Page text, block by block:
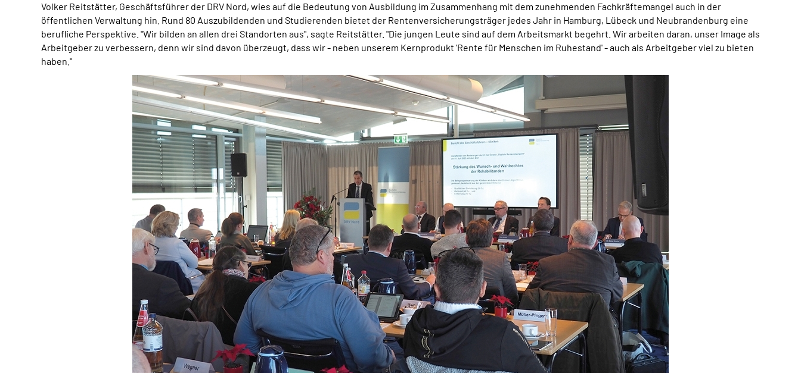
Volker Reitstätter, Geschäftsführer der DRV Nord, wies auf die Bedeutung von Ausbildung im Zusammenhang mit dem zunehmenden Fachkräftemangel auch in der
öffentlichen Verwaltung hin. Rund 80 Auszubildenden und Studierenden bietet der Rentenversicherungsträger jedes Jahr in Hamburg, Lübeck und Neubrandenburg eine
berufliche Perspektive. "Wir bilden an allen drei Standorten aus", sagte Reitstätter. "Die jungen Leute sind auf dem Arbeitsmarkt begehrt. Wir arbeiten daran, unser Image als
Arbeitgeber zu verbessern, denn wir sind davon überzeugt, dass wir - neben unserem Kernprodukt 'Rente für Menschen im Ruhestand' - auch als Arbeitgeber viel zu bieten
haben."